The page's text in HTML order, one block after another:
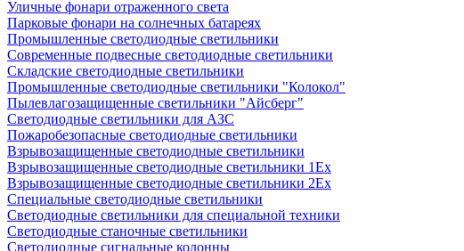
Уличные фонари отраженного света
Парковые фонари на солнечных батареях
Промышленные светодиодные светильники
Современные подвесные светодиодные светильники
Складские светодиодные светильники
Промышленные светодиодные светильники "Колокол"
Пылевлагозащищенные светильники "Айсберг"
Светодиодные светильники для АЗС
Пожаробезопасные светодиодные светильники
Взрывозащищенные светодиодные светильники
Взрывозащищенные светодиодные светильники 1Ex
Взрывозащищенные светодиодные светильники 2Ex
Специальные светодиодные светильники
Светодиодные светильники для специальной техники
Светодиодные станочные светильники
Светодиодные сигнальные колонны